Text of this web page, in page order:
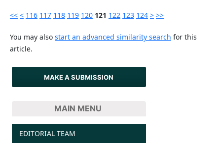
<< < 116 117 118 119 120 121 122 123 124 > >>
You may also start an advanced similarity search for this
article.
MAKE A SUBMISSION
MAIN MENU
EDITORIAL TEAM